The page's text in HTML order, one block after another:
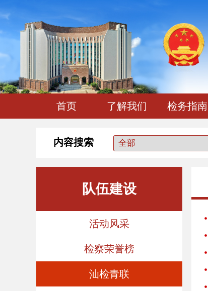
首页 了解我们 检务指南
内容搜索
队伍建设
活动风采
检察荣誉榜
汕检青联